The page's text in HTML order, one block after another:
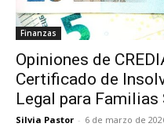
Finanzas
Opiniones de
Certificado de
Legal para Familias
Silvia Pastor - 6 de marzo de